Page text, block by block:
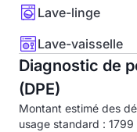
Lave-linge
Lave-vaisselle
Diagnostic de
(DPE)
Montant estimé des
usage standard :